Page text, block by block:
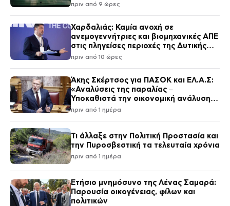
πριν από 9 ώρες
Χαρδαλιάς: Καμία ανοχή σε
ανεμογεννήτριες και βιομηχανικές ΑΠΕ
στις πληγείσες περιοχές της Δυτικής
Αττικής
πριν από 10 ώρες
Άκης Σκέρτσος για ΠΑΣΟΚ και ΕΛ.Α.Σ:
«Αναλύσεις της παραλίας –
Υποκαθιστά την οικονομική ανάλυση
με πολιτική προπαγάνδα»
πριν από 1 ημέρα
Τι άλλαξε στην Πολιτική Προστασία και
την Πυροσβεστική τα τελευταία χρόνια
πριν από 1 ημέρα
Ετήσιο μνημόσυνο της Λένας Σαμαρά:
Παρουσία οικογένειας, φίλων και
πολιτικών